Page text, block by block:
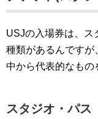
USJの入場券は、ス
種類があるんですが
中から代表的なもの
スタジオ・パス